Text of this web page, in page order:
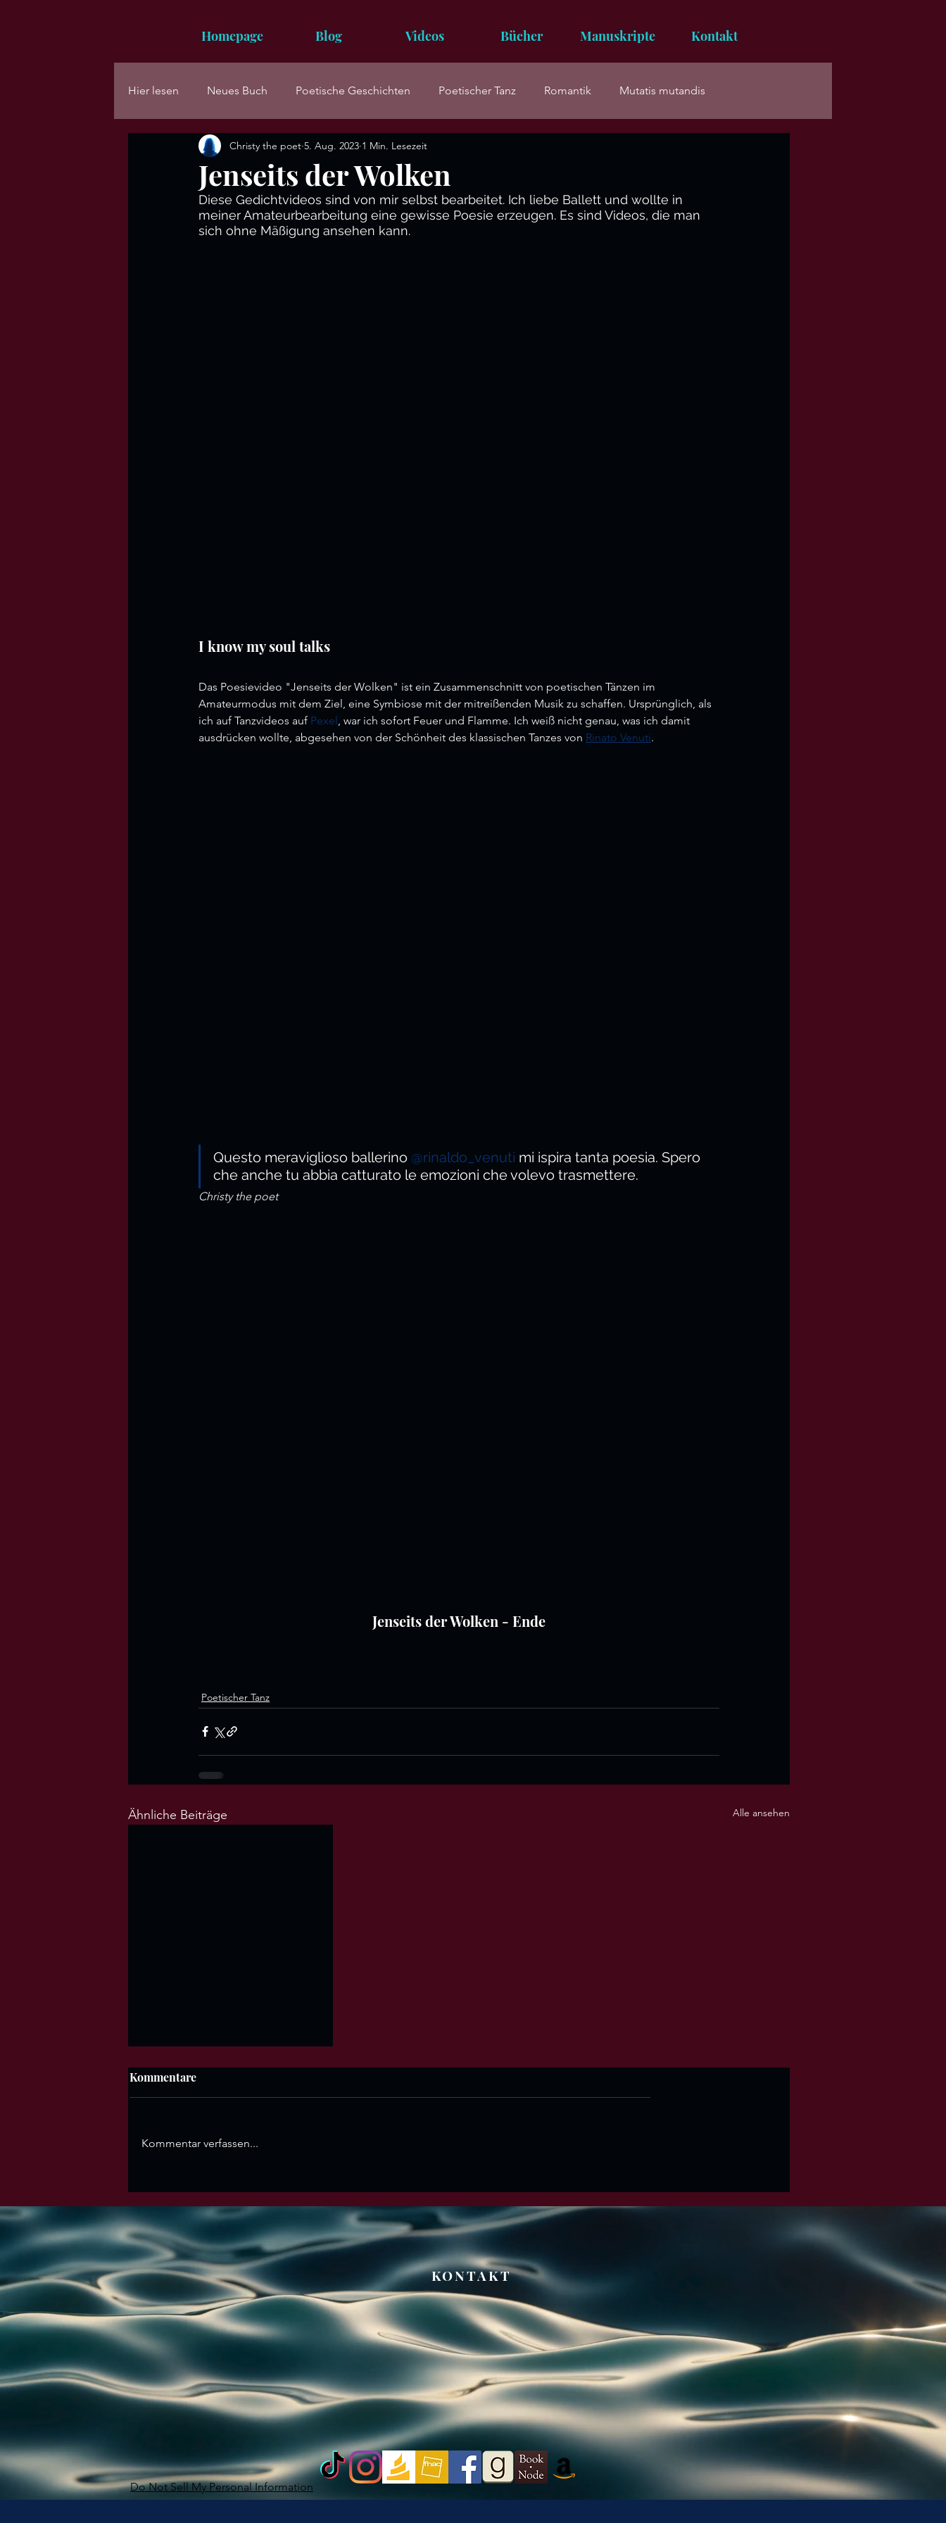
Homepage Blog Videos Bücher Manuskripte Kontakt
Hier lesen Neues Buch Poetische Geschichten Poetischer Tanz Romantik Mutatis mutandis
Jenseits der Wolken
Christy the poet 5. Aug. 2023 1 Min. Lesezeit
Diese Gedichtvideos sind von mir selbst bearbeitet. Ich liebe Ballett und wollte in
meiner Amateurbearbeitung eine gewisse Poesie erzeugen. Es sind Videos, die man
sich ohne Mäßigung ansehen kann.
I know my soul talks
Das Poesievideo "Jenseits der Wolken" ist ein Zusammenschnitt von poetischen Tänzen im
Amateurmodus mit dem Ziel, eine Symbiose mit der mitreißenden Musik zu schaffen. Ursprünglich, als
ich auf Tanzvideos auf Pexel , war ich sofort Feuer und Flamme. Ich weiß nicht genau, was ich damit
ausdrücken wollte, abgesehen von der Schönheit des klassischen Tanzes von Rinato Venuti.
Questo meraviglioso ballerino @rinaldo_venuti mi ispira tanta poesia. Spero
che anche tu abbia catturato le emozioni che volevo trasmettere.
Christy the poet
Jenseits der Wolken - Ende
Poetischer Tanz
Ähnliche Beiträge Alle ansehen
Kommentare
Kommentar verfassen...
KONTAKT
Do Not Sell My Personal Information